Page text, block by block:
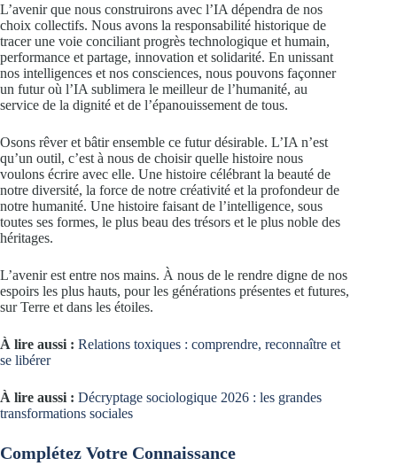
L’avenir que nous construirons avec l’IA dépendra de nos
choix collectifs. Nous avons la responsabilité historique de
tracer une voie conciliant progrès technologique et humain,
performance et partage, innovation et solidarité. En unissant
nos intelligences et nos consciences, nous pouvons façonner
un futur où l’IA sublimera le meilleur de l’humanité, au
service de la dignité et de l’épanouissement de tous.
Osons rêver et bâtir ensemble ce futur désirable. L’IA n’est
qu’un outil, c’est à nous de choisir quelle histoire nous
voulons écrire avec elle. Une histoire célébrant la beauté de
notre diversité, la force de notre créativité et la profondeur de
notre humanité. Une histoire faisant de l’intelligence, sous
toutes ses formes, le plus beau des trésors et le plus noble des
héritages.
L’avenir est entre nos mains. À nous de le rendre digne de nos
espoirs les plus hauts, pour les générations présentes et futures,
sur Terre et dans les étoiles.
À lire aussi : Relations toxiques : comprendre, reconnaître et
se libérer
À lire aussi : Décryptage sociologique 2026 : les grandes
transformations sociales
Complétez Votre Connaissance